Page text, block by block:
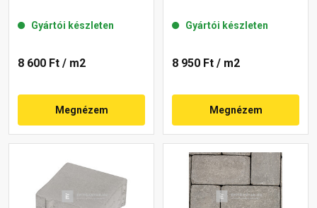
Gyártói készleten
8 600 Ft / m2
Megnézem
Gyártói készleten
8 950 Ft / m2
Megnézem